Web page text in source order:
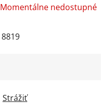
Momentálne nedostupné
8819
Strážiť